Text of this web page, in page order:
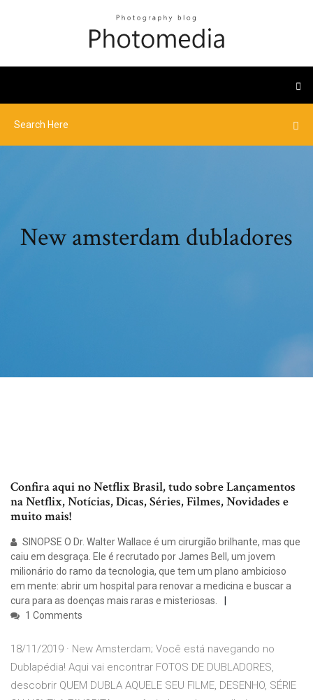
New amsterdam dubladores
Confira aqui no Netflix Brasil, tudo sobre Lançamentos
na Netflix, Notícias, Dicas, Séries, Filmes, Novidades e
muito mais!
SINOPSE O Dr. Walter Wallace é um cirurgião brilhante, mas que
caiu em desgraça. Ele é recrutado por James Bell, um jovem
milionário do ramo da tecnologia, que tem um plano ambicioso
em mente: abrir um hospital para renovar a medicina e buscar a
cura para as doenças mais raras e misteriosas.
1 Comments
18/11/2019 · New Amsterdam; Você está navegando no
Dublapédia! Aqui vai encontrar FOTOS DE DUBLADORES,
descobrir QUEM DUBLA AQUELE SEU FILME, DESENHO, SÉRIE